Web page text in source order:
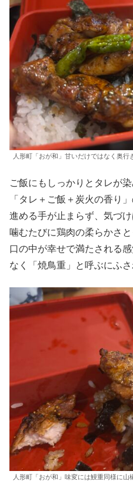
人形町「おが和」甘いだけではなく奥行
ご飯にもしっかりとタレが
「タレ＋ご飯＋炭火の香り
進める手が止まらず、気づ
噛むたびに鶏肉の柔らかさ
口の中が幸せで満たされる
なく「焼鳥重」と呼ぶにふさ
人形町「おが和」味変には鰻重同様に山